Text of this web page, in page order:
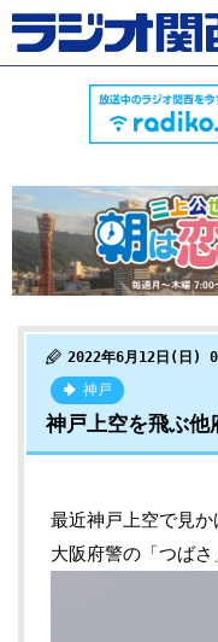
2022年6月12日(日)
神戸
神戸上空を飛ぶ他
最近神戸上空で見か
大阪府警の「つばさ